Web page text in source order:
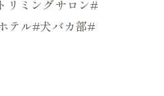
ミングサロン#
テル#犬バカ部#